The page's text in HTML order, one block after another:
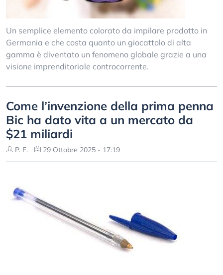
Un semplice elemento colorato da impilare prodotto in
Germania e che costa quanto un giocattolo di alta
gamma è diventato un fenomeno globale grazie a una
visione imprenditoriale controcorrente.
Come l’invenzione della prima penna
Bic ha dato vita a un mercato da
$21 miliardi
P. F. 29 Ottobre 2025 - 17:19